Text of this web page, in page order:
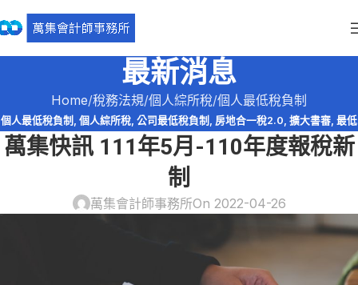
最新消息
Home 稅務法規 個人綜所稅 個人最低稅負制
個人最低稅負制 , 個人綜所稅, 公司最低稅負制 , 房地合一稅2.0, 擴大書審, 最低
稅負制,營利事業所得稅, 稅務法規 ,股利收入, 萬集快訊,購屋貸款利息
萬集快訊 111年5月-110年度報稅新
制
萬集會計師事務所On 2022-04-26